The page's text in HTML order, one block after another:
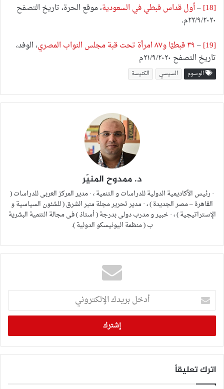
[18]
–أول قداس قبطي في السعودية، موقع الحرة، تاريخ التصفح
٢٢/٩/٢٠٢٠م.
[19]
–٣٩ قبطيًا و٨٧ امرأة تحت قبة مجلس النواب المصري
، الوفد،
تاريخ التصفح ٢١/٩/٢٠٢٠م
الوسوم السيسي الكنيسة
د. ممدوح المنيّر
· رئيس الأكاديمية الدولية للدراسات و التنمية ، · مدير المركز العربى للدراسات (
القاهرة – مصر الجديدة ) ، · مدير تحرير مجلة منبر الشرق ( للشئون السياسية و
الإستراتيجية ) ، · خبير و مدرب دولى بدرجة ( أستاذ ) فى مجالة التنمية البشرية
ب ( منظمة اليونيسكو الدولية ).
أدخل
بريدك
الإلكتروني
اترك تعليقاً